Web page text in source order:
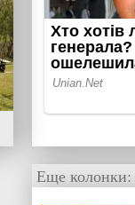
Еще колонки: